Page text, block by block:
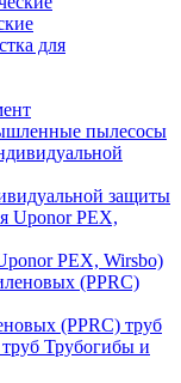
для
пылесосы
защиты
PEX, Wirsbo)
(PPRC) труб
Трубогибы и